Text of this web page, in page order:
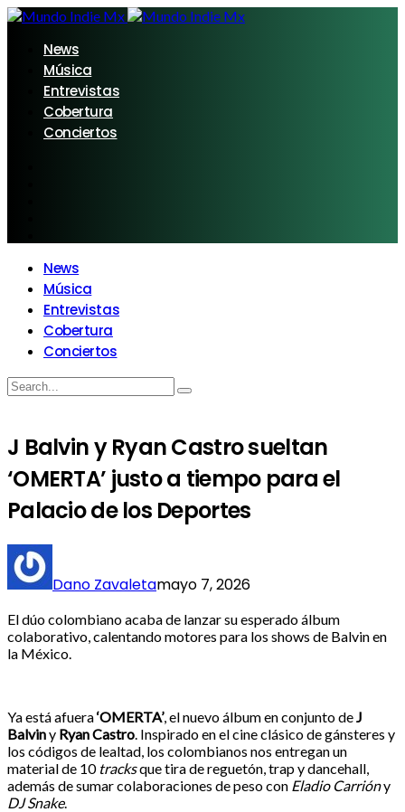
News
Música
Entrevistas
Cobertura
Conciertos
News
Música
Entrevistas
Cobertura
Conciertos
J Balvin y Ryan Castro sueltan
‘OMERTA’ justo a tiempo para el
Palacio de los Deportes
Dano Zavaletamayo 7, 2026
El dúo colombiano acaba de lanzar su esperado álbum
colaborativo, calentando motores para los shows de Balvin en
la México.
Ya está afuera‘OMERTA’, el nuevo álbum en conjunto deJ
Balviny Ryan Castro. Inspirado en el cine clásico de gánsteres y
los códigos de lealtad, los colombianos nos entregan un
material de 10 tracksque tira de reguetón, trap y dancehall,
además de sumar colaboraciones de peso con Eladio Carrióny
DJ Snake.